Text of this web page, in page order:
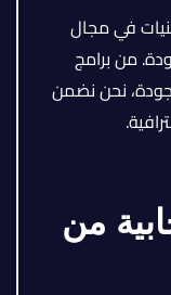
في مجال
من برامج
نحن نضمن
من